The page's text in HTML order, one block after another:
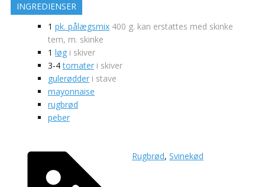
INGREDIENSER
1 pk. pålægsmix 400 g. kan erstattes med skinke
tern, m. skinke
1 løg i skiver
3-4 tomater i skiver
gulerødder i stave
mayonnaise
rugbrød
peber
Rugbrød, Svinekød